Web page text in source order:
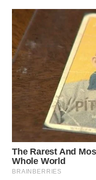
WN
SEMARANG
WN
SOLO
WN
BOROBUDUR
MADURA
WN